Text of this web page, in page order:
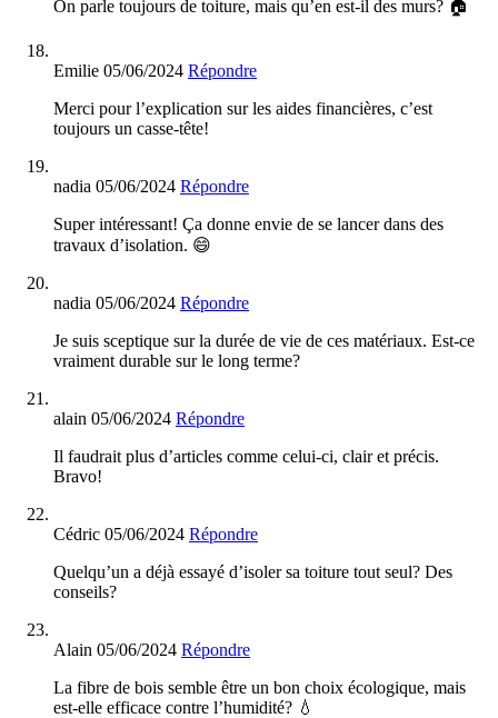
On parle toujours de toiture, mais qu’en est-il des murs? 🏠
Emilie 05/06/2024 Répondre
Merci pour l’explication sur les aides financières, c’est
toujours un casse-tête!
nadia 05/06/2024 Répondre
Super intéressant! Ça donne envie de se lancer dans des
travaux d’isolation. 😄
nadia 05/06/2024 Répondre
Je suis sceptique sur la durée de vie de ces matériaux. Est-ce
vraiment durable sur le long terme?
alain 05/06/2024 Répondre
Il faudrait plus d’articles comme celui-ci, clair et précis.
Bravo!
Cédric 05/06/2024 Répondre
Quelqu’un a déjà essayé d’isoler sa toiture tout seul? Des
conseils?
Alain 05/06/2024 Répondre
La fibre de bois semble être un bon choix écologique, mais
est-elle efficace contre l’humidité? 💧